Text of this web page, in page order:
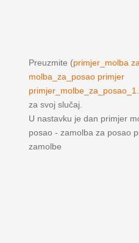
Preuzmite (primjer_molba
molba_za_posao primjer
za svoj slučaj.
U nastavku je dan primjer
posao - zamolba za posao
zamolbe